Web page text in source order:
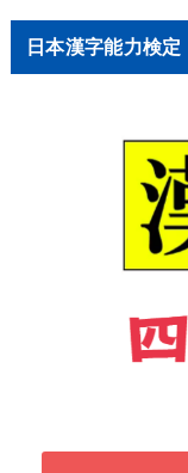
日本漢字能力検定